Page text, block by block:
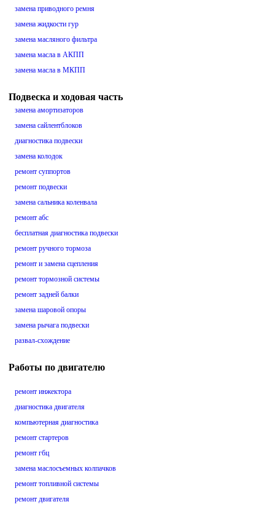
замена приводного ремня
замена жидкости гур
замена масляного фильтра
замена масла в АКПП
замена масла в МКПП
Подвеска и ходовая часть
замена амортизаторов
замена сайлентблоков
диагностика подвески
замена колодок
ремонт суппортов
ремонт подвески
замена сальника коленвала
ремонт абс
бесплатная диагностика подвески
ремонт ручного тормоза
ремонт и замена сцепления
ремонт тормозной системы
ремонт задней балки
замена шаровой опоры
замена рычага подвески
развал-схождение
Работы по двигателю
ремонт инжектора
диагностика двигателя
компьютерная диагностика
ремонт стартеров
ремонт гбц
замена маслосъемных колпачков
ремонт топливной системы
ремонт двигателя